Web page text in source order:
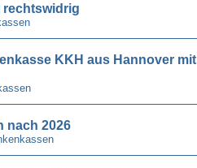
rechtswidrig
KKH aus Hannover mit
nach 2026